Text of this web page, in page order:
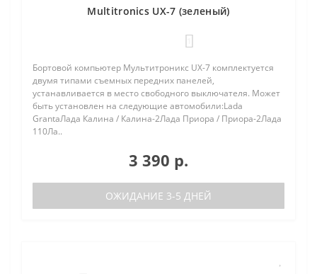
Multitronics UX-7 (зеленый)
Бортовой компьютер Мультитроникс UX-7 комплектуется
двумя типами съемных передних панелей,
устанавливается в место свободного выключателя. Может
быть установлен на следующие автомобили:Lada
GrantaЛада Калина / Калина-2Лада Приора / Приора-2Лада
110Ла..
3 390 р.
ОЖИДАНИЕ 3-5 ДНЕЙ